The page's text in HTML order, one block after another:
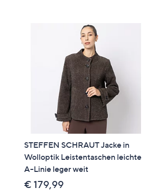
STEFFEN SCHRAUT Jacke in
Wolloptik Leistentaschen leichte
A-Linie leger weit
€ 179,99